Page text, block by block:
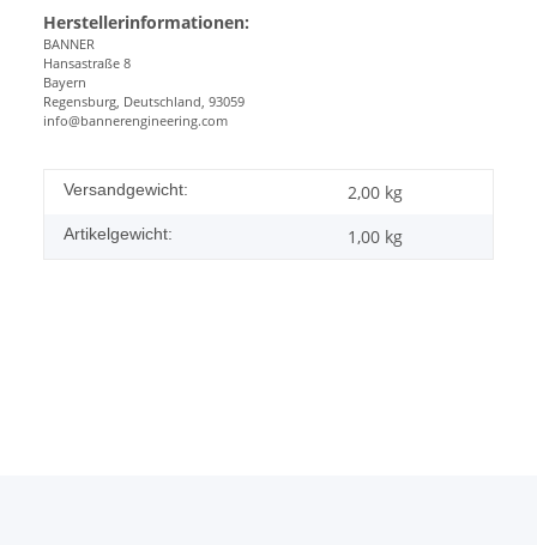
Herstellerinformationen:
BANNER
Hansastraße 8
Bayern
Regensburg, Deutschland, 93059
info@bannerengineering.com
Versandgewicht: 2,00 kg
Artikelgewicht: 1,00 kg